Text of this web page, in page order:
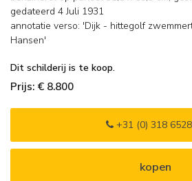
gedateerd 4 Juli 1931
annotatie verso: 'Dijk - hittegolf
Hansen'
Dit schilderij is te koop.
Prijs: € 8.800
+31 (0) 318
kopen